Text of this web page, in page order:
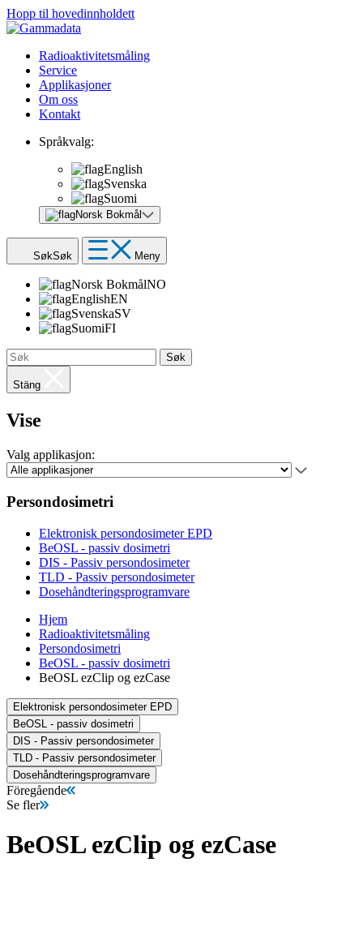
Hopp til hovedinnholdett
Radioaktivitetsmåling
Service
Applikasjoner
Om oss
Kontakt
Språkvalg:
English
Svenska
Suomi
Norsk Bokmål
SøkSøk Meny
Norsk BokmålNO
EnglishEN
SvenskaSV
SuomiFI
Søk
Stäng
Vise
Valg applikasjon:
Persondosimetri
Elektronisk persondosimeter EPD
BeOSL - passiv dosimetri
DIS - Passiv persondosimeter
TLD - Passiv persondosimeter
Dosehåndteringsprogramvare
Hjem
Radioaktivitetsmåling
Persondosimetri
BeOSL - passiv dosimetri
BeOSL ezClip og ezCase
Elektronisk persondosimeter EPD
BeOSL - passiv dosimetri
DIS - Passiv persondosimeter
TLD - Passiv persondosimeter
Dosehåndteringsprogramvare
Föregående
Se fler
BeOSL ezClip og ezCase